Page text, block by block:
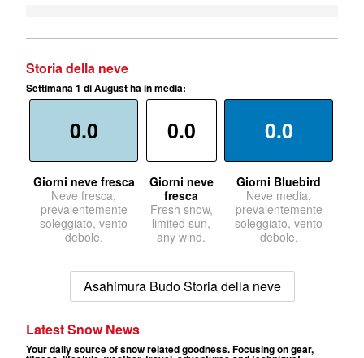
Storia della neve
Settimana 1 di August ha in media:
0.0
Giorni neve fresca
Neve fresca,
prevalentemente
soleggiato, vento
debole.
0.0
Giorni neve
fresca
Fresh snow,
limited sun,
any wind.
0.0
Giorni Bluebird
Neve media,
prevalentemente
soleggiato, vento
debole.
Asahimura Budo Storia della neve